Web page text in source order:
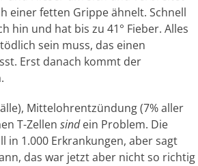
einer fetten Grippe ähnelt. Schnell
hin und hat bis zu 41° Fieber. Alles
sein muss, das einen
Erst danach kommt der
Mittelohrentzündung (7% aller
T-Zellen sindein Problem. Die
in 1.000 Erkrankungen, aber sagt
das war jetzt aber nicht so richtig